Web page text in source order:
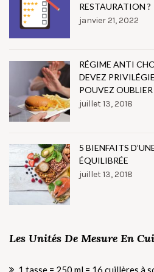
RESTAURATION ?
janvier 21, 2022
RÉGIME ANTI
DEVEZ
POUVEZ OUBLIER
juillet 13, 2018
5 BIENFAITS
ÉQUILIBRÉE
juillet 13, 2018
Les Unités De Mesure En
1 tasse = 250 ml = 16 cuillères à